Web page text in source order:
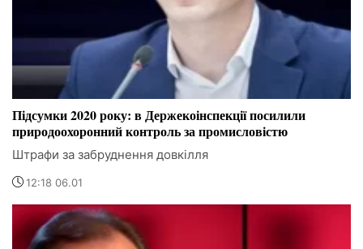
Підсумки 2020 року: в Держекоінспекції посилили
природоохоронний контроль за промисловістю
Штрафи за забруднення довкілля
12:18 06.01